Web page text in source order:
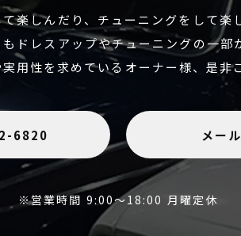
楽しんだり、チューニングをして楽
ドレスアップやチューニングの一部
用性を求めているオーナー様、是非
6820 メー
※営業時間 9:00～18:00 月曜定休